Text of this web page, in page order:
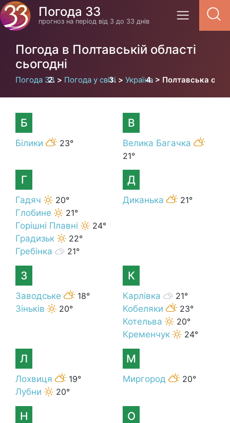
Погода 33
прогноз на період від 3 до 33 днів
Погода в Полтавській області
сьогодні
Погода 33 Погода у світі Україна Полтавська
Б
Білики 23°
В
Велика Багачка
21°
Г
Гадяч
20°
Глобине
21°
Горішні Плавні
24°
Градизьк
22°
Гребінка
21°
Д
Диканька 21°
З
Заводське
18°
Зіньків
20°
К
Карлівка
21°
Кобеляки
23°
Котельва
20°
Кременчук
24°
Л
Лохвиця
19°
Лубни
20°
М
Миргород 20°
Н О